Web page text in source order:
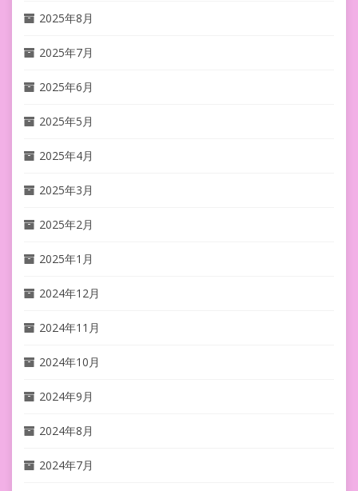
2025年8月
2025年7月
2025年6月
2025年5月
2025年4月
2025年3月
2025年2月
2025年1月
2024年12月
2024年11月
2024年10月
2024年9月
2024年8月
2024年7月